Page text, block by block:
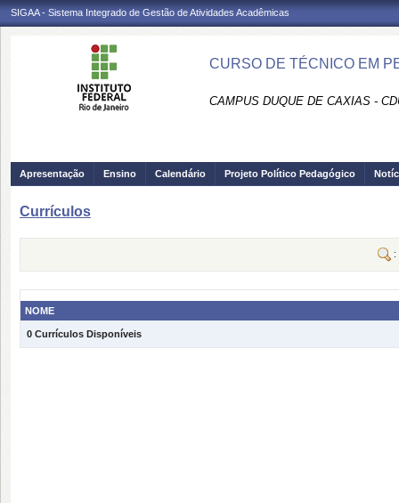
SIGAA - Sistema Integrado de Gestão de Atividades Acadêmicas
CURSO DE TÉCNICO EM
CAMPUS DUQUE DE CAXIAS -
Apresentação Ensino Calendário Projeto Político Pedagógico
Currículos
:
NOME
0 Currículos Disponíveis